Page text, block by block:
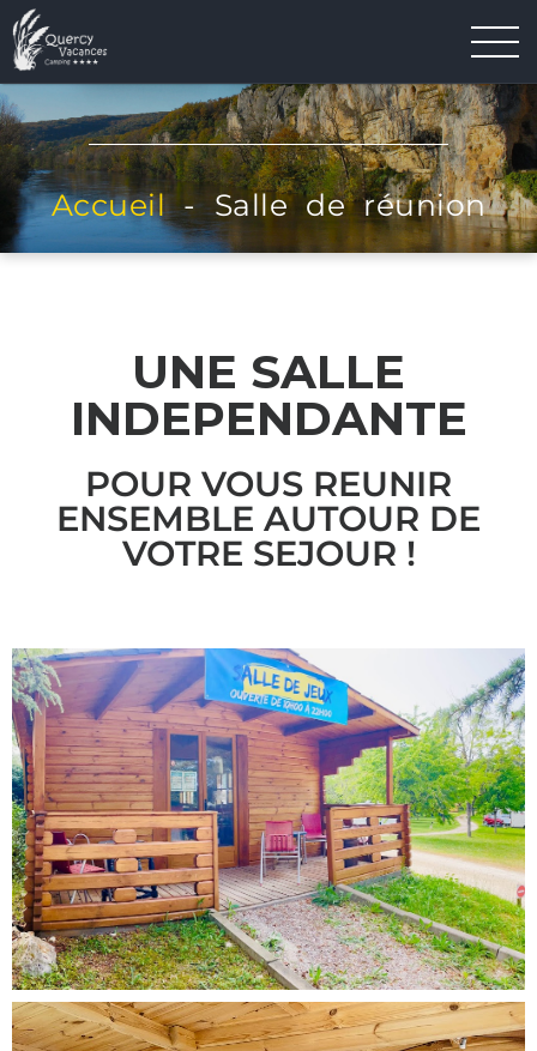
SALLE DE RÉUNION
Accueil-Salle de réunion
UNE SALLE
INDEPENDANTE
POUR VOUS REUNIR
ENSEMBLE AUTOUR DE
VOTRE SEJOUR !